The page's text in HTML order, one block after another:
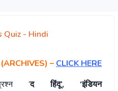
Quiz - Hindi
– CLICK HERE
‘द हिंदू’, ‘इंडियन